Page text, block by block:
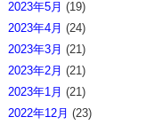
2023年5月 (19)
2023年4月 (24)
2023年3月 (21)
2023年2月 (21)
2023年1月 (21)
2022年12月 (23)